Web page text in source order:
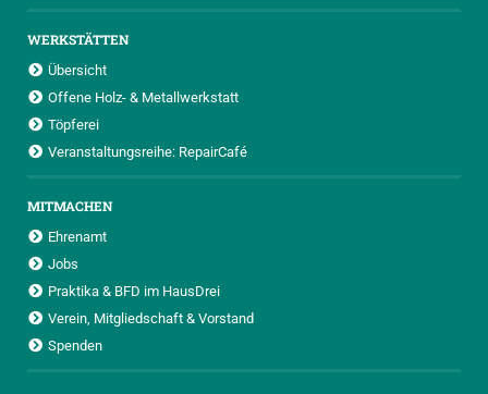
WERKSTÄTTEN
Übersicht
Offene Holz- & Metallwerkstatt
Töpferei
Veranstaltungsreihe: RepairCafé
MITMACHEN
Ehrenamt
Jobs
Praktika & BFD im HausDrei
Verein, Mitgliedschaft & Vorstand
Spenden